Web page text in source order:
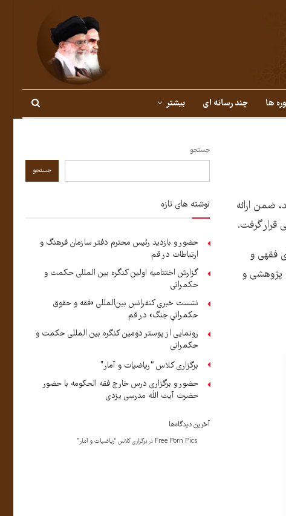
ها چند رسانه ای بیشتر
ضمن ارائه
قرار گرفت.
فقهی و
پژوهشی و
جستجو
جستجو
نوشته های تازه
حضور و بازدید رئیس محترم دفتر سازمان فرهنگ و
ارتباطات در قم
گزارش اختتامیه اولین کنگره بین المللی حکمت و
حکمرانی
نشست خبری کنفرانس بین‌المللی «فقه و حقوق
حکمرانیِ جنگ» در قم
رونمایی از پوستر دومین کنگره بین المللی حکمت و
حکمرانی
برگزاری کلاس “ریاضیات و آمار”
حضور و برگزاری درس خارج فقه الحکومه با حضور
حضرت آیت الله مدرسی یزدی
آخرین دیدگاه‌ها
Free Porn Pics در برگزاری کلاس “ریاضیات و آمار”